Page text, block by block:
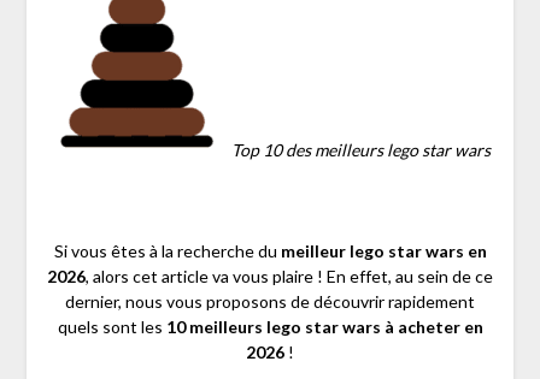
Top 10 des meilleurs lego star wars
Si vous êtes à la recherche du meilleur lego star wars en
2026, alors cet article va vous plaire ! En effet, au sein de ce
dernier, nous vous proposons de découvrir rapidement
quels sont les 10 meilleurs lego star wars à acheter en
2026 !